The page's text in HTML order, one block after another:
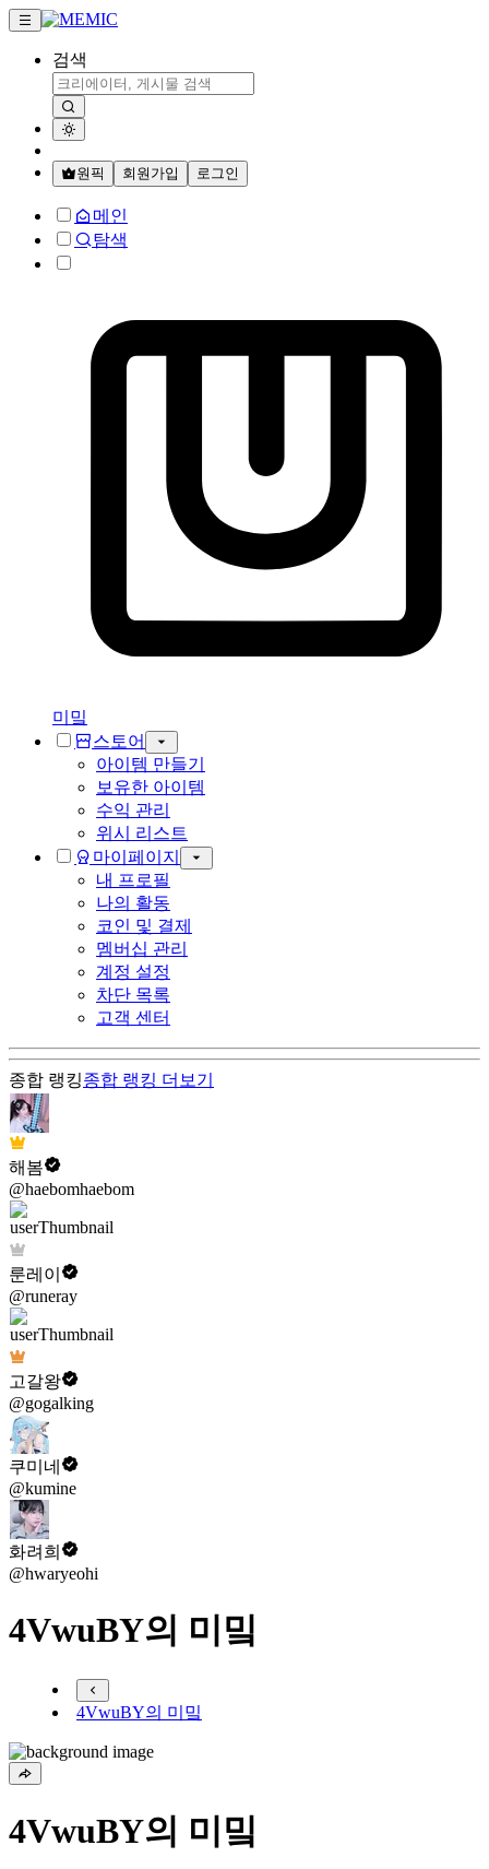
검색
원픽 회원가입 로그인
메인
탐색
미밐
스토어
아이템 만들기
보유한 아이템
수익 관리
위시 리스트
마이페이지
내 프로필
나의 활동
코인 및 결제
멤버십 관리
계정 설정
차단 목록
고객 센터
종합 랭킹종합 랭킹 더보기
해봄
@haebomhaebom
룬레이
@runeray
고갈왕
@gogalking
쿠미네
@kumine
화려희
@hwaryeohi
4VwuBY의 미밐
4VwuBY의 미밐
4VwuBY의 미밐